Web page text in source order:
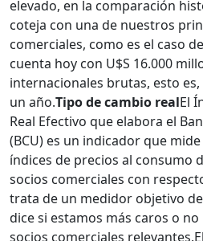
elevado, en la comparación
coteja con una de nuestros
comerciales, como es el caso
cuenta hoy con U$S 16.000
internacionales brutas, esto
un año.Tipo de cambio realEl
Real Efectivo que elabora el
(BCU) es un indicador que
índices de precios al consumo
socios comerciales con
trata de un medidor objetivo
dice si estamos más caros o
socios comerciales relevantes.